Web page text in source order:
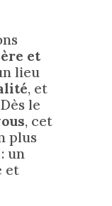
et
lieu
, et
le
, cet
plus
un
et